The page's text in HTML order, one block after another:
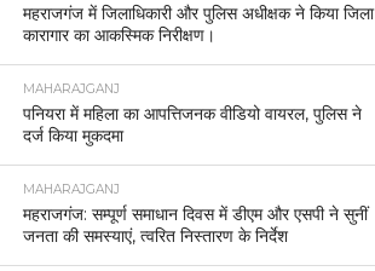
महराजगंज में जिलाधिकारी और पुलिस अधीक्षक ने किया जिला
कारागार का आकस्मिक निरीक्षण।
MAHARAJGANJ
पनियरा में महिला का आपत्तिजनक वीडियो वायरल, पुलिस ने
दर्ज किया मुकदमा
MAHARAJGANJ
महराजगंज: सम्पूर्ण समाधान दिवस में डीएम और एसपी ने सुनीं
जनता की समस्याएं, त्वरित निस्तारण के निर्देश